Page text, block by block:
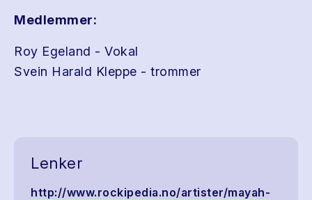
Medlemmer:
Roy Egeland - Vokal
Svein Harald Kleppe - trommer
Lenker
http://www.rockipedia.no/artister/mayah-